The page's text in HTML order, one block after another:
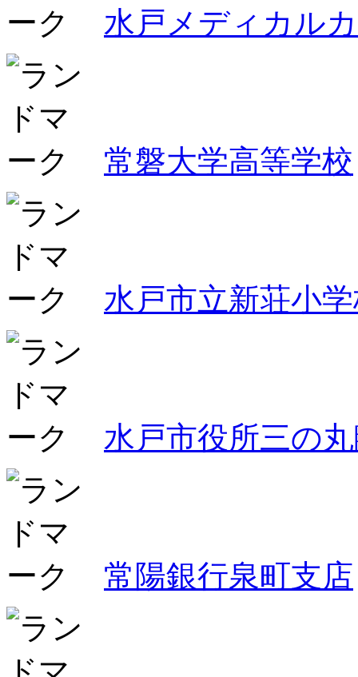
水戸メディカル
常磐大学高等学校
水戸市立新荘小
水戸市役所三の
常陽銀行泉町支店